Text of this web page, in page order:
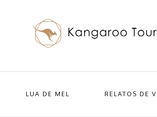
LUA DE MEL RELATOS DE